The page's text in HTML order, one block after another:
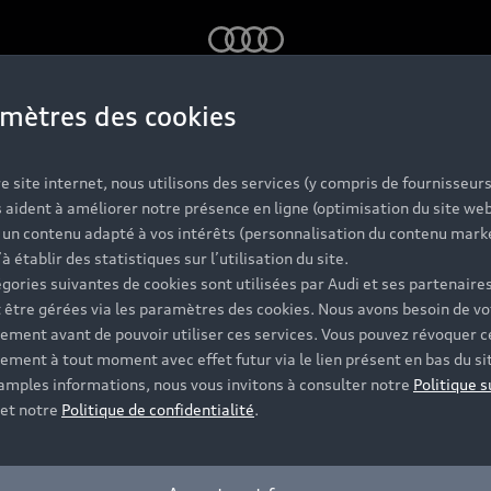
Audi
neufs Audi disposent de finitions et
vous accompagnent tout au long de votre projet et
des cookies
site internet, nous utilisons des services (y compris de
aident à améliorer notre présence en ligne (optimisation du site
contenu adapté à vos intérêts (personnalisation du contenu
établir des statistiques sur l’utilisation du site.
suivantes de cookies sont utilisées par Audi et ses
être gérées via les paramètres des cookies. Nous avons besoin de
avant de pouvoir utiliser ces services. Vous pouvez révoquer
à tout moment avec effet futur via le lien présent en bas du
informations, nous vous invitons à consulter notre Politique
et notre Politique de confidentialité.